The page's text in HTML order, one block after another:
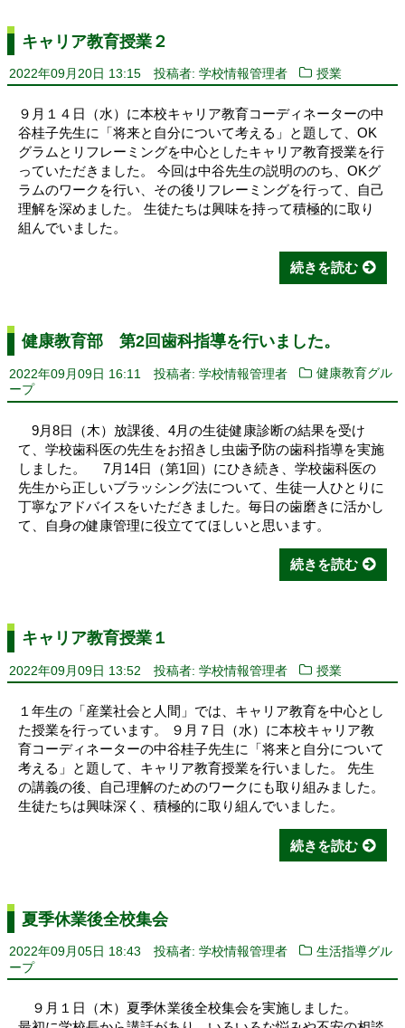
キャリア教育授業２
2022年09月20日 13:15 投稿者: 学校情報管理者 授業
９月１４日（水）に本校キャリア教育コーディネーターの中
谷桂子先生に「将来と自分について考える」と題して、OK
グラムとリフレーミングを中心としたキャリア教育授業を行
っていただきました。 今回は中谷先生の説明ののち、OKグ
ラムのワークを行い、その後リフレーミングを行って、自己
理解を深めました。 生徒たちは興味を持って積極的に取り
組んでいました。
続きを読む
健康教育部 第2回歯科指導を行いました。
2022年09月09日 16:11 投稿者: 学校情報管理者
健康教育グル
ープ
9月8日（木）放課後、4月の生徒健康診断の結果を受け
て、学校歯科医の先生をお招きし虫歯予防の歯科指導を実施
しました。 7月14日（第1回）にひき続き、学校歯科医の
先生から正しいブラッシング法について、生徒一人ひとりに
丁寧なアドバイスをいただきました。毎日の歯磨きに活かし
て、自身の健康管理に役立ててほしいと思います。
続きを読む
キャリア教育授業１
2022年09月09日 13:52 投稿者: 学校情報管理者 授業
１年生の「産業社会と人間」では、キャリア教育を中心とし
た授業を行っています。 ９月７日（水）に本校キャリア教
育コーディネーターの中谷桂子先生に「将来と自分について
考える」と題して、キャリア教育授業を行いました。 先生
の講義の後、自己理解のためのワークにも取り組みました。
生徒たちは興味深く、積極的に取り組んでいました。
続きを読む
夏季休業後全校集会
2022年09月05日 18:43 投稿者: 学校情報管理者
生活指導グル
ープ
９月１日（木）夏季休業後全校集会を実施しました。